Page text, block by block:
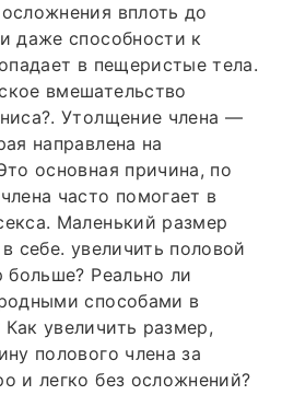
вплоть до
даже способности к
в пещеристые тела.
вмешательство
Утолщение члена —
направлена на
основная причина, по
часто помогает в
Маленький размер
себе. увеличить половой
больше? Реально ли
способами в
увеличить размер,
полового члена за
и легко без осложнений?